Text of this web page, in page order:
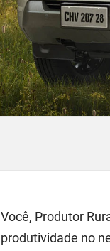
Você, Produtor
produtividade no